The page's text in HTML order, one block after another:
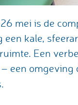
mei is de
een kale,
Een
een omgeving